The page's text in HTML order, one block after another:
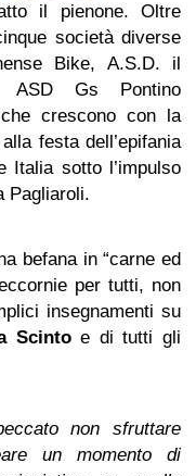
il pienone. Oltre
società diverse
Bike, A.S.D. il
ASD Gs Pontino
crescono con la
festa dell’epifania
Italia sotto l’impulso
Pagliaroli.
befana in “carne ed
per tutti, non
insegnamenti su
Scintoe di tutti gli
non sfruttare
un momento di